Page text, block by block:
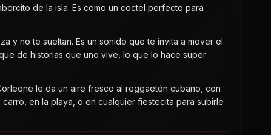
de la isla. Es como un coctel perfecto para
y no te sueltan. Es un sonido que te invita a mover el
de historias que uno vive, lo que lo hace super
le da un aire fresco al reggaetón cubano, con
en la playa, o en cualquier fiestecita para subirle